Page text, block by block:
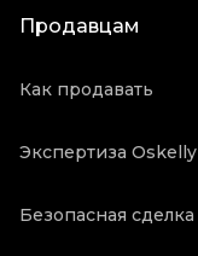
Продавцам
Как продавать
Экспертиза Oskelly
Безопасная сделка